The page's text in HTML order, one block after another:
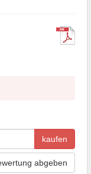
kaufen
abgeben